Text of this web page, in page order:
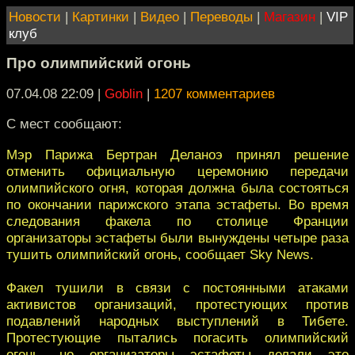
Новости | Картинки | Видео | Переводы | Магазин | VIP
клуб
Про олимпийский огонь
07.04.08 22:09 | Goblin | 1207 комментариев
С мест сообщают:
Мэр Парижа Бертран Деланоэ принял решение
отменить официальную церемонию передачи
олимпийского огня, которая должна была состояться
по окончании парижского этапа эстафеты. Во время
следования факела по столице Франции
организаторы эстафеты были вынуждены четыре раза
тушить олимпийский огонь, сообщает Sky News.
Факел тушили в связи с постоянными атаками
активистов организаций, протестующих против
подавлений народных выступлений в Тибете.
Протестующие пытались погасить олимпийский